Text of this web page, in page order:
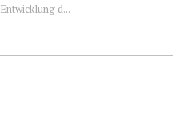
Entwicklung d...